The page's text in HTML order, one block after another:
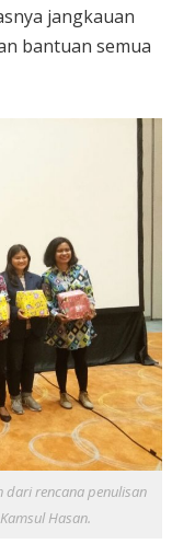
jangkauan
bantuan semua
dari rencana penulisan
Hasan.